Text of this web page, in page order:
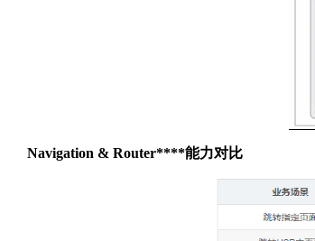
Navigation & Router****能力对比